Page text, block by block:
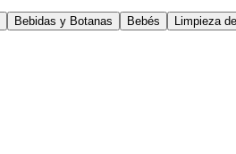
Bebidas y Botanas Bebés Limpieza